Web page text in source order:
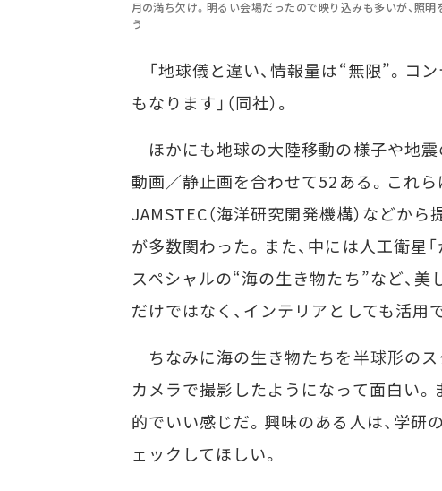
月の満ち欠け。明るい会場だったので映り込みも多いが、照
う
「地球儀と違い、情報量は“無限”。コ
もなります」（同社）。
ほかにも地球の大陸移動の様子や地
動画／静止画を合わせて52ある。これら
JAMSTEC（海洋研究開発機構）などか
が多数関わった。また、中には人工衛星
スペシャルの“海の生き物たち”など、
だけではなく、インテリアとしても活用
ちなみに海の生き物たちを半球形のス
カメラで撮影したようになって面白い
的でいい感じだ。興味のある人は、学
ェックしてほしい。